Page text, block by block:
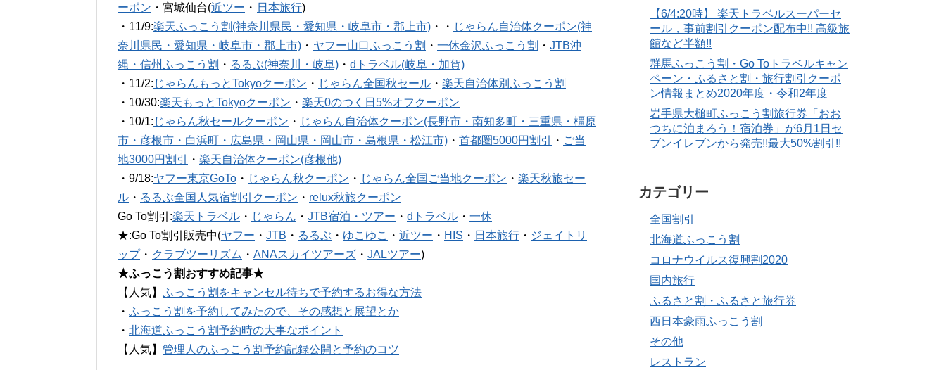
ーポン ・宮城仙台(近ツー ・ 日本旅行)
・11/9:楽天ふっこう割(神奈川県民・愛知県・岐阜市・郡上市) ・・ じゃらん自治体クーポン(神
奈川県民・愛知県・岐阜市・郡上市) ・ ヤフー山口ふっこう割 ・ 一休金沢ふっこう割 ・ JTB沖
縄・信州ふっこう割 ・ るるぶ(神奈川・岐阜) ・ dトラベル(岐阜・加賀)
・11/2: じゃらんもっとTokyoクーポン ・ じゃらん全国秋セール ・ 楽天自治体別ふっこう割
・10/30:楽天もっとTokyoクーポン ・ 楽天0のつく日5%オフクーポン
・10/1: じゃらん秋セールクーポン ・ じゃらん自治体クーポン(長野市・南知多町・三重県・橿原
市・彦根市・白浜町・広島県・岡山県・岡山市・島根県・松江市) ・ 首都圏5000円割引 ・ ご当
地3000円割引
・ 楽天自治体クーポン(彦根他)
・9/18:ヤフー東京GoTo ・ じゃらん秋クーポン ・ じゃらん全国ご当地クーポン ・ 楽天秋旅セー
ル ・ るるぶ全国人気宿割引クーポン ・ relux秋旅クーポン
Go To割引:楽天トラベル ・ じゃらん ・ JTB宿泊・ツアー ・ dトラベル ・ 一休
★:Go To割引販売中(ヤフー ・ JTB ・ るるぶ ・ ゆこゆこ ・ 近ツー ・ HIS ・ 日本旅行 ・ ジェイトリ
ップ・ クラブツーリズム ・ ANAスカイツアーズ ・ JALツアー)
★ふっこう割おすすめ記事★
【人気】 ふっこう割をキャンセル待ちで予約するお得な方法
・ ふっこう割を予約してみたので、その感想と展望とか
・ 北海道ふっこう割予約時の大事なポイント
【人気】 管理人のふっこう割予約記録公開と予約のコツ
【6/4:20時】 楽天トラベルスーパーセ
ール，事前割引クーポン配布中!! 高級旅
館など半額!!
群馬ふっこう割・Go Toトラベルキャン
ペーン・ふるさと割・旅行割引クーポ
ン情報まとめ2020年度・令和2年度
岩手県大槌町ふっこう割旅行券「おお
つちに泊まろう！宿泊券」が6月1日セ
ブンイレブンから発売!!最大50%割引!!
カテゴリー
全国割引
北海道ふっこう割
コロナウイルス復興割2020
国内旅行
ふるさと割・ふるさと旅行券
西日本豪雨ふっこう割
その他
レストラン